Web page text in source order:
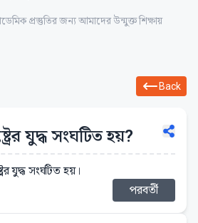
প্রস্তুতির জন্য আমাদের উন্মুক্ত শিক্ষায়
Back
যুদ্ধ সংঘটিত হয়?
যুদ্ধ সংঘটিত হয়।
পরবর্তী